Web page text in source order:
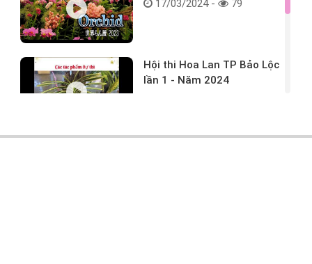
17/03/2024 -
79
Hội thi Hoa Lan TP Bảo Lộc
lần 1 - Năm 2024